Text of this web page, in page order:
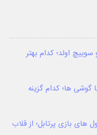
اولد؛ کدام بهتر
ها؛ کدام گزینه
های بازی پرتابل؛ از قلاب